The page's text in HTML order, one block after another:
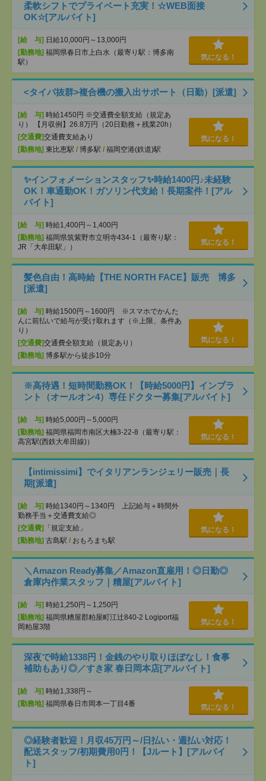
柔軟シフトでプライベート充実！☆WEB面接
OK☆[アルバイト]
[給 与] 日給10,000円～13,000円
[勤務地] 福岡県春日市上白水（最寄り駅：博多南
駅）
気になる！
<タイパ抜群>複合機の搬入出サポート（日勤）[派遣]
[給 与] 時給1450円 ※交通費全額支給（規定あ
り） 【月収例】26.8万円（20日勤務＋残業20h）
[交通費]交通費支給あり
[勤務地] 東比恵駅 / 博多駅 / 福岡空港(鉄道)駅
気になる！
✨インフォメーションスタッフ✨時給1400円♪未経験
OK！車通勤OK！ガソリン代支給！長期案件！[アル
バイト]
[給 与] 時給1,400円～1,400円
[勤務地] 福岡県筑紫野市立明寺434-1（最寄り駅：
JR「大牟田駅」）
気になる！
髪色自由！高時給【THE NORTH FACE】販売 博多
[派遣]
[給 与] 時給1500円～1600円 ※スマホでかんた
んに前払いで給与が受け取れます（※上限、条件あ
り）
[交通費]交通費全額支給（規定あり）
[勤務地] 博多駅から徒歩10分
気になる！
※高待遇！短時間勤務OK！【時給5000円】インプラ
ント（オールオン4）専任ドクター募集[アルバイト]
[給 与] 時給5,000円～5,000円
[勤務地] 福岡県福岡市南区大楠3-22-8（最寄り駅：
高宮駅(西鉄大牟田線)）
気になる！
【intimissimi】でイタリアンランジェリー販売｜長
期[派遣]
[給 与] 時給1340円～1340円 上記給与＋時間外
勤務手当＋交通費支給◎
[交通費]
「規定支給」
[勤務地] 古島駅 / おもろまち駅
気になる！
＼Amazon Ready募集／Amazon直雇用！◎日勤◎
倉庫内作業スタッフ｜糟屋[アルバイト]
[給 与] 時給1,250円～1,250円
[勤務地] 福岡県糟屋郡粕屋町江辻840-2 Logiport福
岡粕屋3階
気になる！
深夜で時給1338円！金銭のやり取りほぼなし！食事
補助もあり◎／すき家 春日岡本店[アルバイト]
[給 与] 時給1,338円～
[勤務地] 福岡県春日市岡本一丁目4番 気になる！
◎経験者歓迎！月収45万円～/日払い・週払い対応！
配送スタッフ/初期費用0円！【Jルート】[アルバイ
ト]